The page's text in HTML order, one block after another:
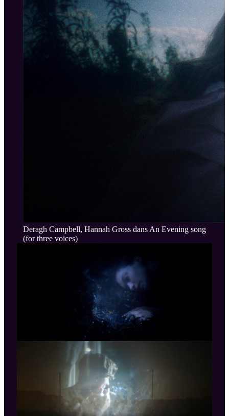
Deragh Campbell, Hannah Gross dans An Evening song
(for three voices)